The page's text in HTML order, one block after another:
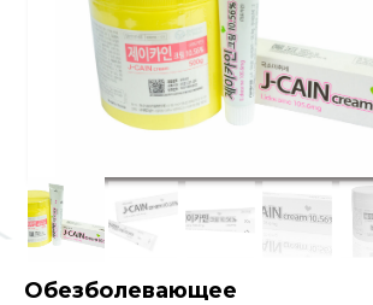
Обезболевающее